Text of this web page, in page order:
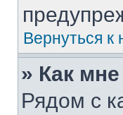
Вернуться к
» Как
Рядом с